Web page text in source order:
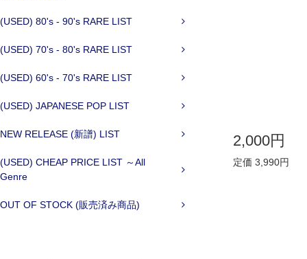
(USED) 80's - 90's RARE LIST
(USED) 70's - 80's RARE LIST
(USED) 60's - 70's RARE LIST
(USED) JAPANESE POP LIST
NEW RELEASE (新譜) LIST
(USED) CHEAP PRICE LIST ～All
Genre
OUT OF STOCK (販売済み商品)
2,000円
定価 3,990円